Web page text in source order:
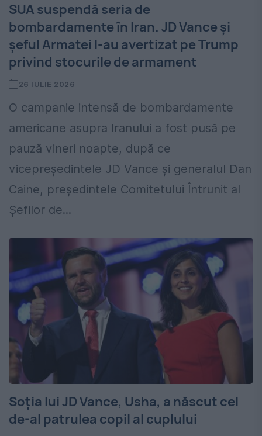
SUA suspendă seria de
bombardamente în Iran. JD Vance și
șeful Armatei l-au avertizat pe Trump
privind stocurile de armament
26 IULIE 2026
O campanie intensă de bombardamente
americane asupra Iranului a fost pusă pe
pauză vineri noapte, după ce
vicepreședintele JD Vance și generalul Dan
Caine, președintele Comitetului Întrunit al
Șefilor de...
Soția lui JD Vance, Usha, a născut cel
de-al patrulea copil al cuplului